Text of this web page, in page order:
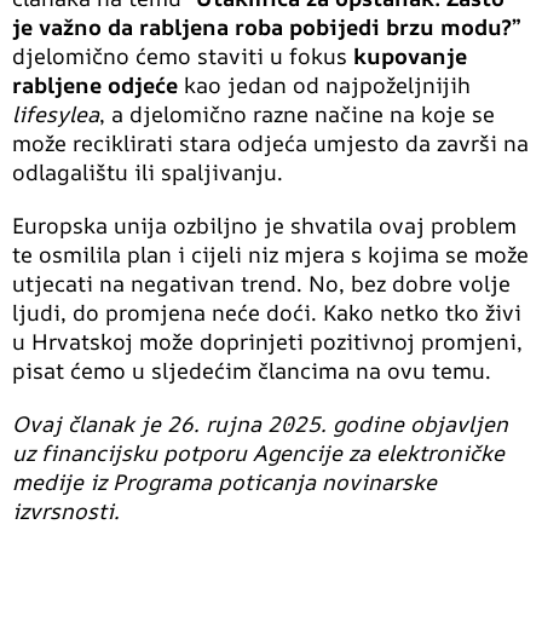
je važno da rabljena roba pobijedi brzu modu?”
djelomično ćemo staviti u fokus kupovanje
rabljene odjeće kao jedan od najpoželjnijih
lifesylea, a djelomično razne načine na koje se
može reciklirati stara odjeća umjesto da završi na
odlagalištu ili spaljivanju.
Europska unija ozbiljno je shvatila ovaj problem
te osmilila plan i cijeli niz mjera s kojima se može
utjecati na negativan trend. No, bez dobre volje
ljudi, do promjena neće doći. Kako netko tko živi
u Hrvatskoj može doprinjeti pozitivnoj promjeni,
pisat ćemo u sljedećim člancima na ovu temu.
Ovaj članak je 26. rujna 2025. godine objavljen
uz financijsku potporu Agencije za elektroničke
medije iz Programa poticanja novinarske
izvrsnosti.